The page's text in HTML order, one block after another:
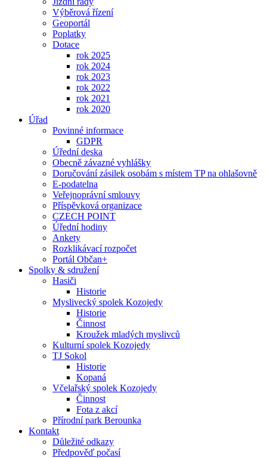
Výběrová řízení
Geoportál
Poplatky
Dotace
rok 2025
rok 2024
rok 2023
rok 2022
rok 2021
rok 2020
Úřad
Povinné informace
GDPR
Úřední deska
Obecně závazné vyhlášky
Doručování zásilek osobám s místem TP na ohlašovně
E-podatelna
Veřejnoprávní smlouvy
Příspěvková organizace
CZECH POINT
Úřední hodiny
Ankety
Rozklikávací rozpočet
Portál Občan+
Spolky & sdružení
Hasiči
Historie
Myslivecký spolek Kozojedy
Historie
Činnost
Kroužek mladých myslivců
Kulturní spolek Kozojedy
TJ Sokol
Historie
Kopaná
Včelařský spolek Kozojedy
Činnost
Fota z akcí
Přírodní park Berounka
Kontakt
Důležité odkazy
Předpověď počasí